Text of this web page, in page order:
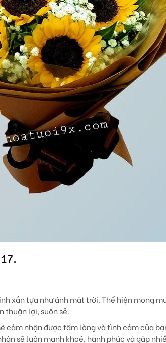
xắn tựa như ánh mặt trời. Thể hiện mong
thuận lợi, suôn sẻ.
cảm nhận được tấm lòng và tình cảm của
sẽ luôn mạnh khoẻ, hạnh phúc và gặp